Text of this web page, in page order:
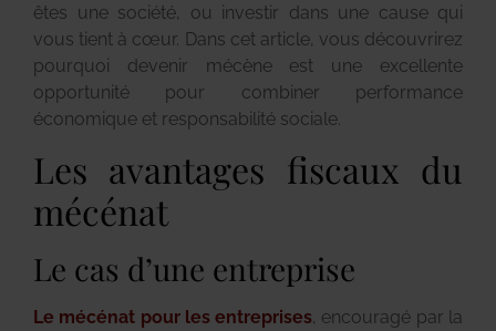
êtes une société, ou investir dans une cause qui
vous tient à cœur. Dans cet article, vous découvrirez
pourquoi devenir mécène est une excellente
opportunité pour combiner performance
économique et responsabilité sociale.
Les avantages fiscaux du
mécénat
Le cas d’une entreprise
Le mécénat pour les entreprises, encouragé par la